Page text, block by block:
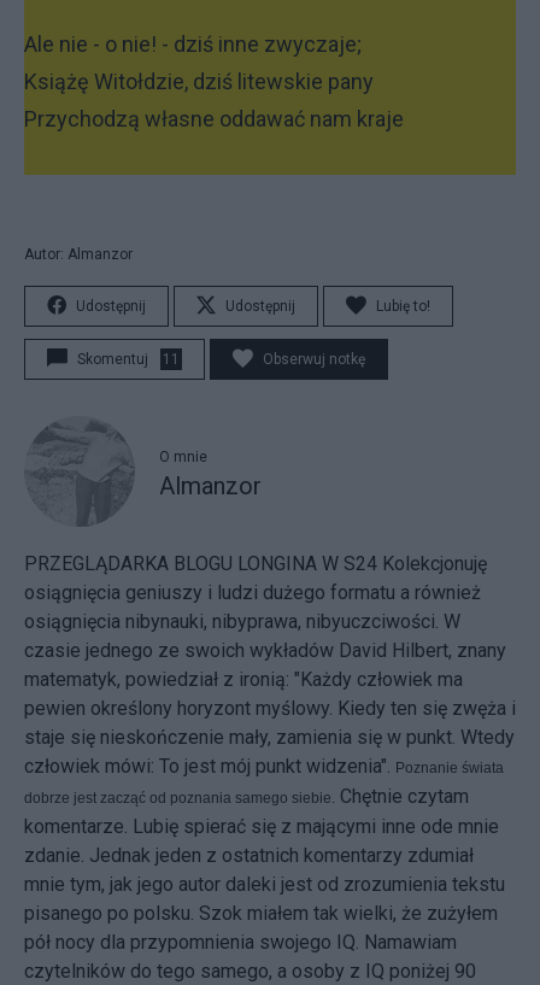
Ale nie - o nie! - dziś inne zwyczaje;
Książę Witołdzie, dziś litewskie pany
Przychodzą własne oddawać nam kraje
Autor: Almanzor
Udostępnij Udostępnij Lubię to!
Skomentuj 11 Obserwuj notkę
O mnie
Almanzor
PRZEGLĄDARKA BLOGU LONGINA W S24 Kolekcjonuję
osiągnięcia geniuszy i ludzi dużego formatu a również
osiągnięcia nibynauki, nibyprawa, nibyuczciwości. W
czasie jednego ze swoich wykładów David Hilbert, znany
matematyk, powiedział z ironią: "Każdy człowiek ma
pewien określony horyzont myślowy. Kiedy ten się zwęża i
staje się nieskończenie mały, zamienia się w punkt. Wtedy
człowiek mówi: To jest mój punkt widzenia". Poznanie świata
dobrze jest zacząć od poznania samego siebie. Chętnie czytam
komentarze. Lubię spierać się z mającymi inne ode mnie
zdanie. Jednak jeden z ostatnich komentarzy zdumiał
mnie tym, jak jego autor daleki jest od zrozumienia tekstu
pisanego po polsku. Szok miałem tak wielki, że zużyłem
pół nocy dla przypomnienia swojego IQ. Namawiam
czytelników do tego samego, a osoby z IQ poniżej 90